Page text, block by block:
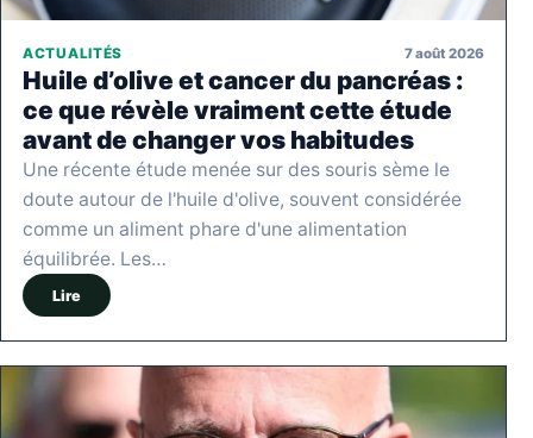
ACTUALITÉS 7 août 2026
Huile d’olive et cancer du pancréas :
ce que révèle vraiment cette étude
avant de changer vos habitudes
Une récente étude menée sur des souris sème le
doute autour de l'huile d'olive, souvent considérée
comme un aliment phare d'une alimentation
équilibrée. Les…
Lire